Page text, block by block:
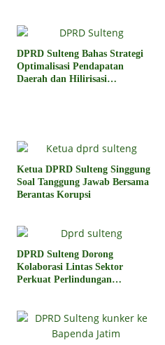
DPRD Sulteng Bahas Strategi
Optimalisasi Pendapatan
Daerah dan Hilirisasi
Ketua DPRD Sulteng Singgung
Soal Tanggung Jawab Bersama
Berantas Korupsi
DPRD Sulteng Dorong
Kolaborasi Lintas Sektor
Perkuat Perlindungan